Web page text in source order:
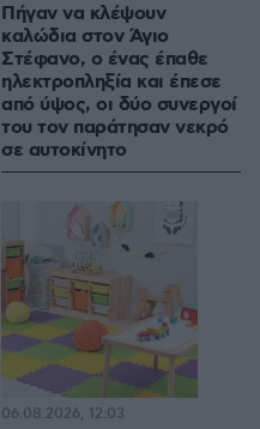
Πήγαν να κλέψουν
καλώδια στον Άγιο
Στέφανο, ο ένας έπαθε
ηλεκτροπληξία και έπεσε
από ύψος, οι δύο συνεργοί
του τον παράτησαν νεκρό
σε αυτοκίνητο
06.08.2026, 12:03